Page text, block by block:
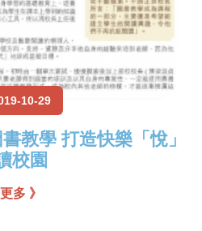
10-29
教學 打造快樂「悅」
校園
更多 》